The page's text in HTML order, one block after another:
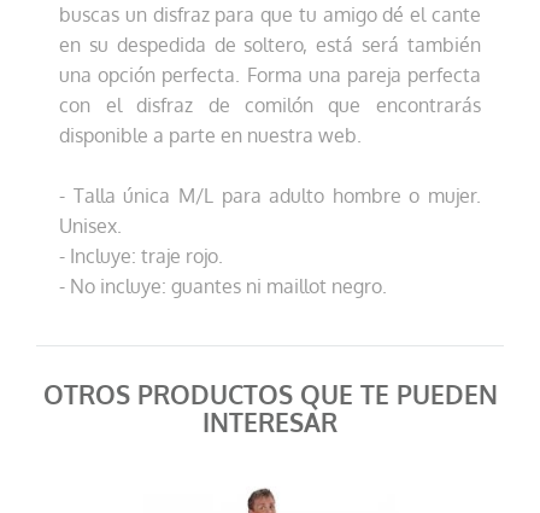
buscas un disfraz para que tu amigo dé el cante
en su despedida de soltero, está será también
una opción perfecta. Forma una pareja perfecta
con el disfraz de comilón que encontrarás
disponible a parte en nuestra web.
- Talla única M/L para adulto hombre o mujer.
Unisex.
- Incluye: traje rojo.
- No incluye: guantes ni maillot negro.
OTROS PRODUCTOS QUE TE PUEDEN
INTERESAR